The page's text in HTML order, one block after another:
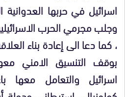
اسرائيل في حربها
وجلب مجرمي الحرب
، كما دعا الى إعادة بناء
بوقف التنسيق الامني
اسرائيل والتعامل معها